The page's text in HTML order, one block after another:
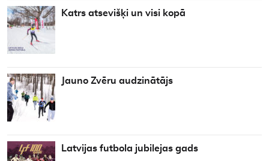
Katrs atsevišķi un visi kopā
Jauno Zvēru audzinātājs
Latvijas futbola jubilejas gads